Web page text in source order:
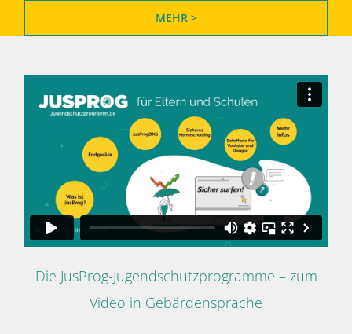
MEHR >
Die JusProg-Jugendschutzprogramme – zum
Video in Gebärdensprache